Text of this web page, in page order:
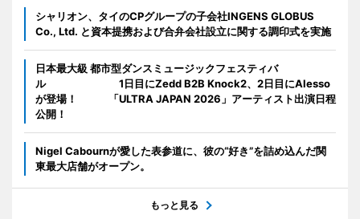
シャリオン、タイのCPグループの子会社INGENS GLOBUS
Co., Ltd. と資本提携および合弁会社設立に関する調印式を実施
日本最大級 都市型ダンスミュージックフェスティバ
ル 1日目にZedd B2B Knock2、2日目にAlesso
が登場！ 「ULTRA JAPAN 2026」アーティスト出演日程
公開！
Nigel Cabournが愛した表参道に、彼の“好き”を詰め込んだ関
東最大店舗がオープン。
もっと見る